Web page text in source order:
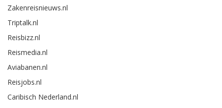
Zakenreisnieuws.nl
Triptalk.nl
Reisbizz.nl
Reismedia.nl
Aviabanen.nl
Reisjobs.nl
Caribisch Nederland.nl